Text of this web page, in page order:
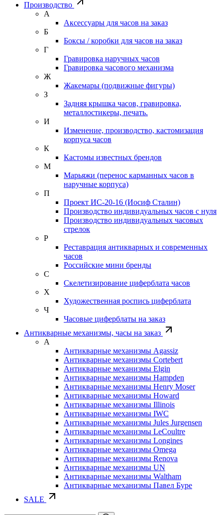
Производство
А
Аксессуары для часов на заказ
Б
Боксы / коробки для часов на заказ
Г
Гравировка наручных часов
Гравировка часового механизма
Ж
Жакемары (подвижные фигуры)
З
Задняя крышка часов, гравировка,
металлостикеры, печать.
И
Изменение, производство, кастомизация
корпуса часов
К
Кастомы известных брендов
М
Марьяжи (перенос карманных часов в
наручные корпуса)
П
Проект ИС-20-16 (Иосиф Сталин)
Производство индивидуальных часов с нуля
Производство индивидуальных часовых
стрелок
Р
Реставрация антикварных и современных
часов
Российские мини бренды
С
Скелетизирование циферблата часов
Х
Художественная роспись циферблата
Ч
Часовые циферблаты на заказ
Антикварные механизмы, часы на заказ
А
Антикварные механизмы Agassiz
Антикварные механизмы Cortebert
Антикварные механизмы Elgin
Антикварные механизмы Hampden
Антикварные механизмы Henry Moser
Антикварные механизмы Howard
Антикварные механизмы Illinois
Антикварные механизмы IWC
Антикварные механизмы Jules Jurgensen
Антикварные механизмы LeCoultre
Антикварные механизмы Longines
Антикварные механизмы Omega
Антикварные механизмы Renova
Антикварные механизмы UN
Антикварные механизмы Waltham
Антикварные механизмы Павел Буре
SALE